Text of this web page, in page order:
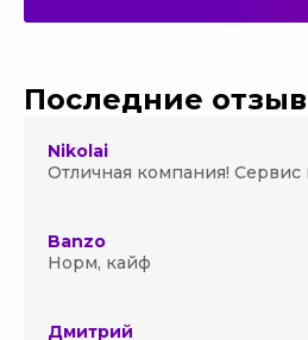
Последние
Nikolai
Отличная компания! Сервис
Banzo
Норм, кайф
Дмитрий